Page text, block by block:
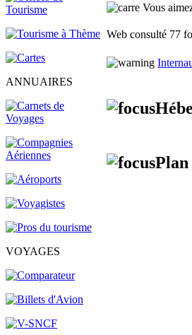
ANNUAIRES
VOYAGES
Vous
Web consulté 77
Plan